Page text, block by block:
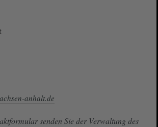
anhalt.de
senden Sie der Verwaltung des